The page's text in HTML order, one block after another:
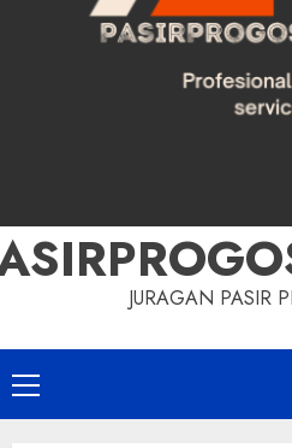
JURAGAN PASIR
Primary
Menu